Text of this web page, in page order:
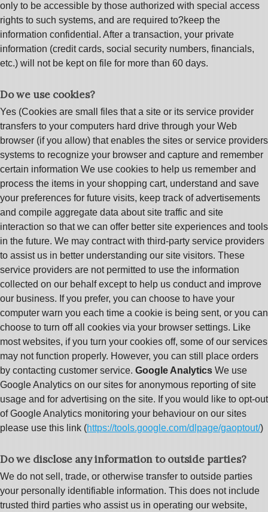
only to be accessible by those authorized with special access
rights to such systems, and are required to?keep the
information confidential. After a transaction, your private
information (credit cards, social security numbers, financials,
etc.) will not be kept on file for more than 60 days.
Do we use cookies?
Yes (Cookies are small files that a site or its service provider
transfers to your computers hard drive through your Web
browser (if you allow) that enables the sites or service providers
systems to recognize your browser and capture and remember
certain information We use cookies to help us remember and
process the items in your shopping cart, understand and save
your preferences for future visits, keep track of advertisements
and compile aggregate data about site traffic and site
interaction so that we can offer better site experiences and tools
in the future. We may contract with third-party service providers
to assist us in better understanding our site visitors. These
service providers are not permitted to use the information
collected on our behalf except to help us conduct and improve
our business. If you prefer, you can choose to have your
computer warn you each time a cookie is being sent, or you can
choose to turn off all cookies via your browser settings. Like
most websites, if you turn your cookies off, some of our services
may not function properly. However, you can still place orders
by contacting customer service. Google Analytics We use
Google Analytics on our sites for anonymous reporting of site
usage and for advertising on the site. If you would like to opt-out
of Google Analytics monitoring your behaviour on our sites
please use this link (https://tools.google.com/dlpage/gaoptout/)
Do we disclose any information to outside parties?
We do not sell, trade, or otherwise transfer to outside parties
your personally identifiable information. This does not include
trusted third parties who assist us in operating our website,